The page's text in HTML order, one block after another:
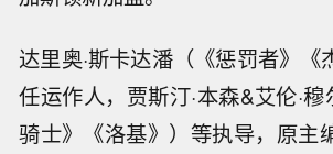
达里奥·斯卡达潘（《惩罚者》《
任运作人，贾斯汀·本森&艾伦·
骑士》《洛基》）等执导，原主